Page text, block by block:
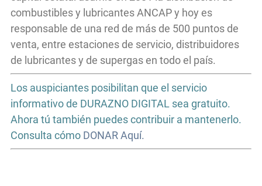
combustibles y lubricantes ANCAP y hoy es
responsable de una red de más de 500 puntos de
venta, entre estaciones de servicio, distribuidores
de lubricantes y de supergas en todo el país.
Los auspiciantes posibilitan que el servicio
informativo de DURAZNO DIGITAL sea gratuito.
Ahora tú también puedes contribuir a mantenerlo.
Consulta cómo DONAR Aquí.